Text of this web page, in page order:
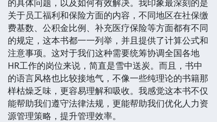
的具体问题，以及如何有效解决。我印象最深刻的是
关于员工福利和保险方面的内容，不同地区在社保缴
费基数、公积金比例、补充医疗保险等方面都有不同
的规定，这本书都一一列举，并且提供了计算公式和
注意事项。这对于我们这种需要统筹协调全国各地
HR工作的岗位来说，简直是雪中送炭。而且，书中
的语言风格也比较接地气，不像一些纯理论的书籍那
样枯燥乏味，更容易理解和吸收。我感觉这本书不仅
能帮助我们遵守法律法规，更能帮助我们优化人力资
源管理策略，提升管理效率。